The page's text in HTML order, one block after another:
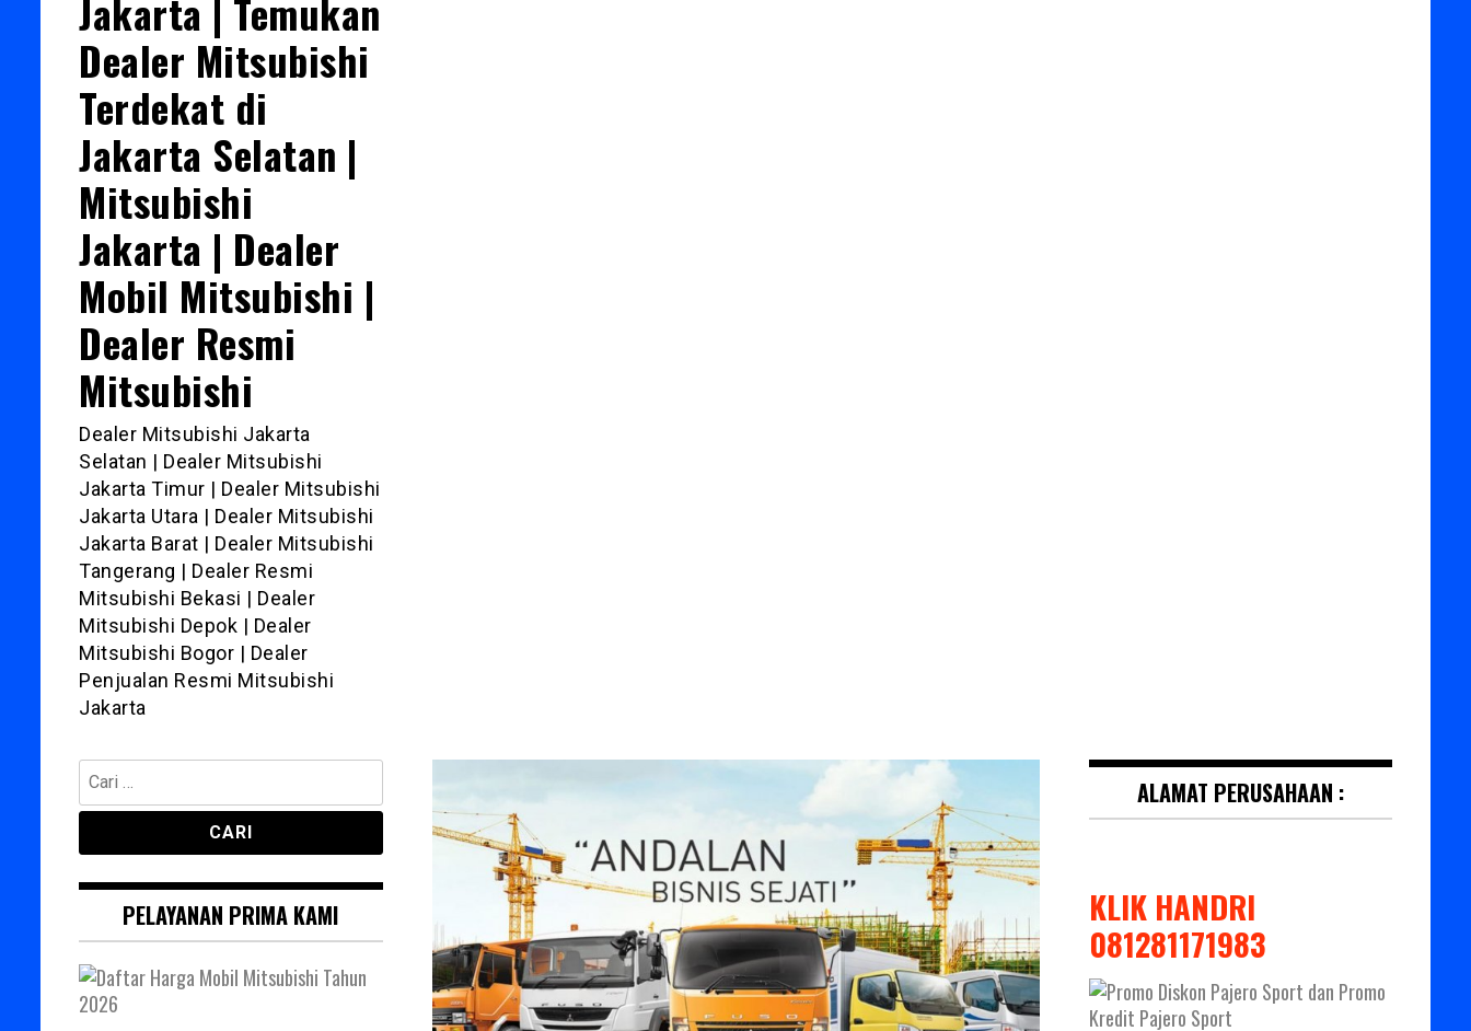
Jakarta | Temukan
Dealer Mitsubishi
Terdekat di
Jakarta Selatan |
Mitsubishi
Jakarta | Dealer
Mobil Mitsubishi |
Dealer Resmi
Mitsubishi
Dealer Mitsubishi Jakarta
Selatan | Dealer Mitsubishi
Jakarta Timur | Dealer Mitsubishi
Jakarta Utara | Dealer Mitsubishi
Jakarta Barat | Dealer Mitsubishi
Tangerang | Dealer Resmi
Mitsubishi Bekasi | Dealer
Mitsubishi Depok | Dealer
Mitsubishi Bogor | Dealer
Penjualan Resmi Mitsubishi
Jakarta
Cari
untuk:
PELAYANAN PRIMA KAMI
ALAMAT PERUSAHAAN :
KLIK HANDRI
081281171983